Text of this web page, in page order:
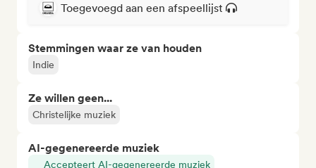
Toegevoegd aan een afspeellijst
Stemmingen waar ze van houden
Indie
Ze willen geen...
Christelijke muziek
AI-gegenereerde muziek
Accepteert AI-gegenereerde muziek